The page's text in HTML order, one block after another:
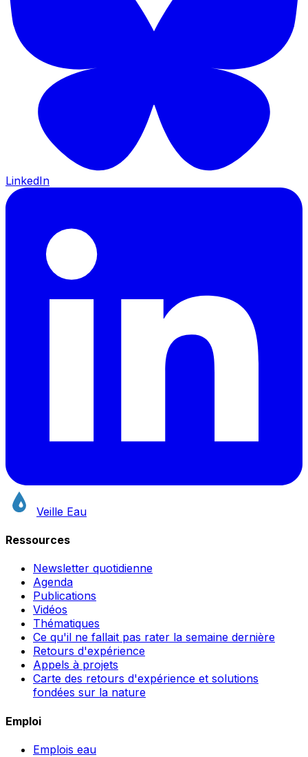
LinkedIn
Veille Eau
Ressources
Newsletter quotidienne
Agenda
Publications
Vidéos
Thématiques
Ce qu'il ne fallait pas rater la semaine dernière
Retours d'expérience
Appels à projets
Carte des retours d'expérience et solutions
fondées sur la nature
Emploi
Emplois eau